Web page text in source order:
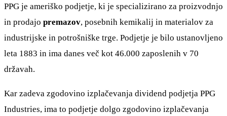
PPG je ameriško podjetje, ki je specializirano za proizvodnjo
in prodajo premazov, posebnih kemikalij in materialov za
industrijske in potrošniške trge. Podjetje je bilo ustanovljeno
leta 1883 in ima danes več kot 46.000 zaposlenih v 70
državah.
Kar zadeva zgodovino izplačevanja dividend podjetja PPG
Industries, ima to podjetje dolgo zgodovino izplačevanja